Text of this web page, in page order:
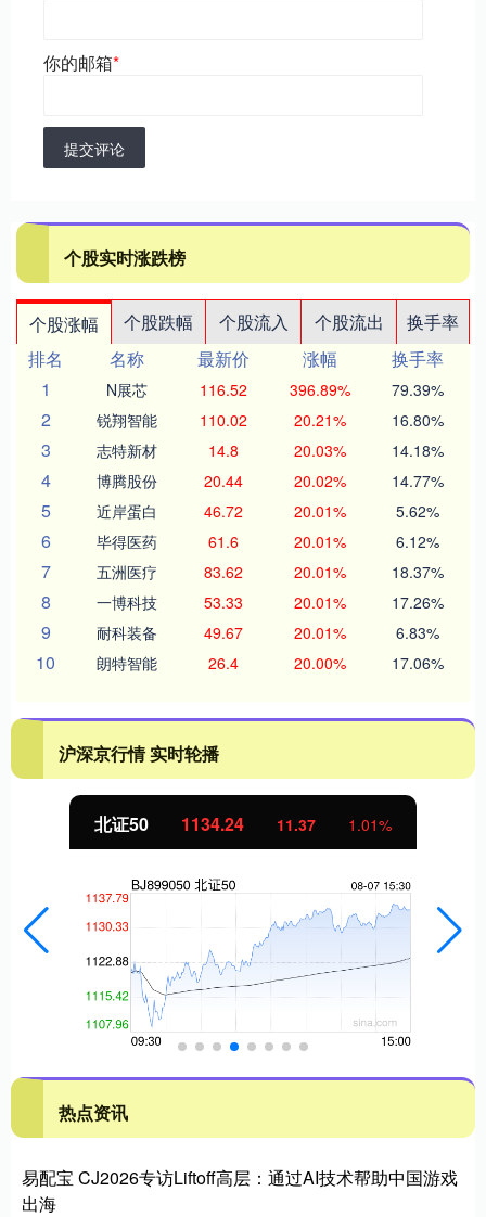
你的邮箱*
提交评论
个股实时涨跌榜
个股涨幅 个股跌幅 个股流入 个股流出
换手率
排名
名称 最新价 涨幅
换手率
1
N展芯 116.52 396.89% 79.39%
2 锐翔智能 110.02 20.21% 16.80%
3 志特新材 14.8 20.03% 14.18%
4 博腾股份 20.44 20.02% 14.77%
5 近岸蛋白 46.72 20.01% 5.62%
6 毕得医药 61.6 20.01% 6.12%
7 五洲医疗 83.62 20.01% 18.37%
8 一博科技 53.33 20.01% 17.26%
9 耐科装备 49.67 20.01% 6.83%
10 朗特智能 26.4 20.00% 17.06%
沪深京行情 实时轮播
北证50 1134.24 11.37 1.01%
热点资讯
易配宝 CJ2026专访Liftoff高层：通过AI技术帮助中国游戏
出海